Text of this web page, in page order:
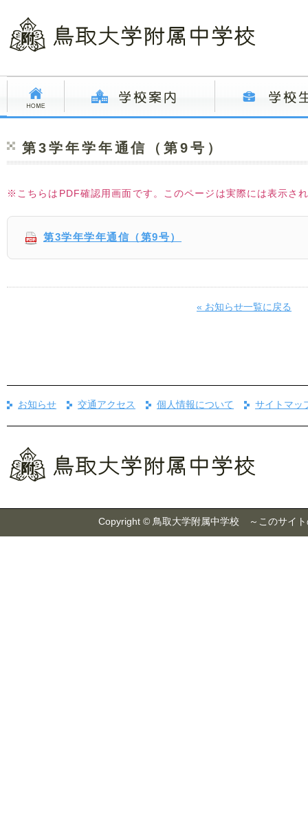
第3学年学年通信（第9号）
※こちらはPDF確認用画面です。このページは実際には表示さ
第3学年学年通信（第9号）
« お知らせ一覧に戻る
お知らせ 交通アクセス 個人情報について サイトマッ
Copyright © 鳥取大学附属中学校 ～このサイト